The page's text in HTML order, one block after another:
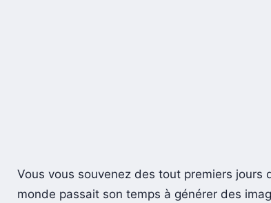
Vous vous souvenez des tout premiers jours
monde passait son temps à générer des